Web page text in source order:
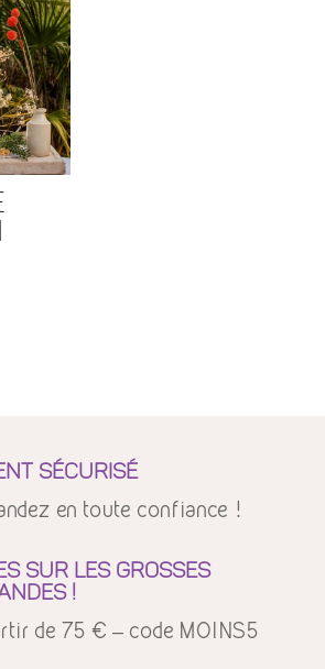
SÉCURISÉ
en toute confiance !
SUR LES GROSSES
!
de 75 € – code MOINS5